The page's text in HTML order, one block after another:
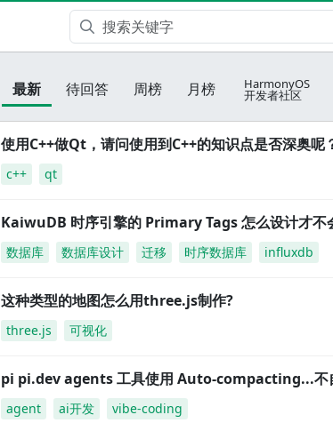
最新 待回答 周榜 月榜 HarmonyOS
开发者社区
使用C++做Qt，请问使用到C++的知识点是否深奥呢
c++ qt
KaiwuDB 时序引擎的 Primary Tags 怎么设计才不
数据库 数据库设计 迁移 时序数据库 influxdb
这种类型的地图怎么用three.js制作?
three.js 可视化
pi pi.dev agents 工具使用 Auto-compacting...不
agent ai开发 vibe-coding